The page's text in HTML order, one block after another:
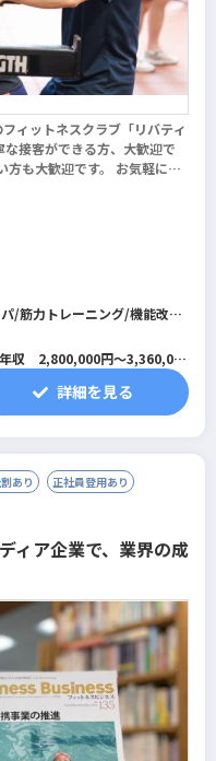
ィットネスクラブ「リバティ
接客ができる方、大歓迎で
方も大歓迎です。 お気軽にご
/筋力トレーニング/機能改善
/スイミング/パーソナルジ
収 2,800,000円～3,360,000
はありません。
詳細を見る
あり
正社員登用あり
ィア企業で、業界の成